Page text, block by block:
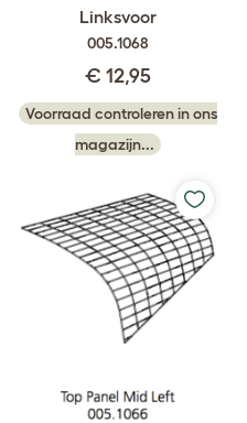
Linksvoor
005.1068
€ 12,95
Voorraad controleren in ons
magazijn...